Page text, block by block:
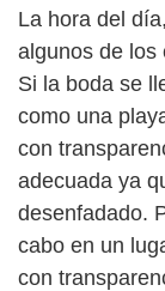
La hora del
algunos de los
Si la boda se
como una
con
adecuada ya
desenfadado.
cabo en un
con